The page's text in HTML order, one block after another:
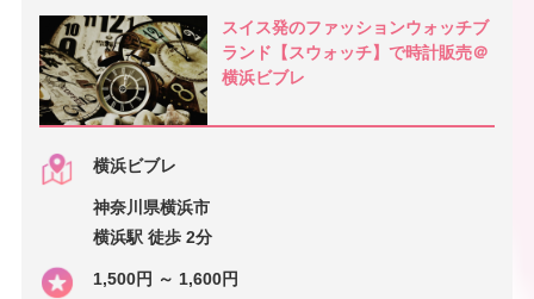
スイス発のファッションウォッチブ
ランド【スウォッチ】で時計販売＠
横浜ビブレ
横浜ビブレ
神奈川県横浜市
横浜駅 徒歩 2分
1,500円 ～ 1,600円